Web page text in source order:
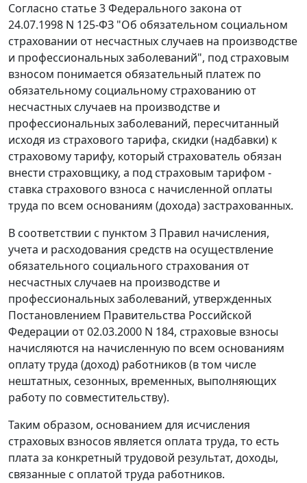
Согласно статье 3Федерального закона от
24.07.1998 N 125-ФЗ "Об обязательном социальном
страховании от несчастных случаев на производстве
и профессиональных заболеваний", под страховым
взносом понимается обязательный платеж по
обязательному социальному страхованию от
несчастных случаев на производстве и
профессиональных заболеваний, пересчитанный
исходя из страхового тарифа, скидки (надбавки) к
страховому тарифу, который страхователь обязан
внести страховщику, а под страховым тарифом -
ставка страхового взноса с начисленной оплаты
труда по всем основаниям (дохода) застрахованных.
В соответствии с пунктом 3 Правил начисления,
учета и расходования средств на осуществление
обязательного социального страхования от
несчастных случаев на производстве и
профессиональных заболеваний, утвержденных
Постановлением Правительства Российской
Федерации от 02.03.2000 N 184, страховые взносы
начисляются на начисленную по всем основаниям
оплату труда (доход) работников (в том числе
нештатных, сезонных, временных, выполняющих
работу по совместительству).
Таким образом, основанием для исчисления
страховых взносов является оплата труда, то есть
плата за конкретный трудовой результат, доходы,
связанные с оплатой труда работников.